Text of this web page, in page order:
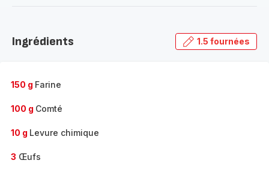
gamme
Ingrédients 1.5 fournées
150 g Farine
100 g Comté
10 g Levure chimique
3 Œufs